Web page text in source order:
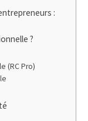
:
?
(RC Pro)